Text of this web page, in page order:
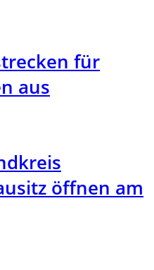
für
aus
öffnen am